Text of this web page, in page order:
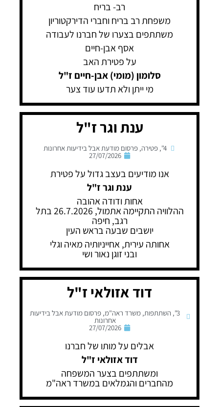
רב- בריח
משפחת רב בריח וחברי הדירקטוריון
משתתפים בצערו של חברנו לעבודה
אסף אבן-חיים
על פטירת האב
סלומון (מומי) אבן-חיים ז"ל
מי ייתן ולא תדעו עוד צער
ענת וגר ז"ל
4"
,פטירה,פרסום מודעת אבל בידיעות אחרונות
27/07/2026
אנו מודיעים בעצב גדול על פטירת
ענת וגר ז"ל
אחות ודודה אהובה
ההלוויה התקיימה אתמול, 26.7.2026 בתל
רגב, חיפה
יושבים שבעה בראש העין
אחותה עירית, אחייניותיה מאיה וגלי
ובני זוגן נאור ושי
דוד אזולאי ז"ל
3"
, השתתפות, משרד ראה"מ, פרסום מודעת אבל בידיעות
אחרונות
27/07/2026
אבלים על מותו של חברנו
דוד אזולאי ז"ל
ומשתתפים בצער המשפחה
מהחברים והגמלאים במשרד ראה"מ